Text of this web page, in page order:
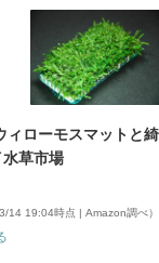
ィローモスマットと
草市場
14 19:04時点 | Amazon調べ）